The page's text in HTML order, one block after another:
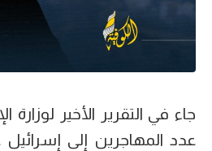
جاء في التقرير الأخير لوزارة